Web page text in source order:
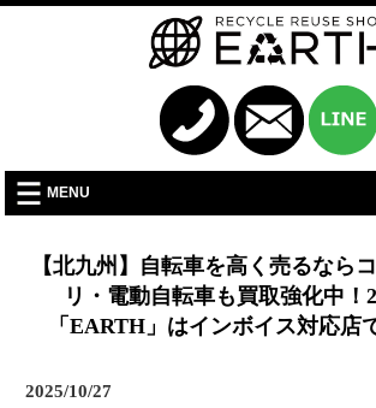
MENU
【北九州】自転車を高く売るならココ！ママチャ
リ・電動自転車も買取強化中！
「EARTH」はインボイス対応店
2025/10/27